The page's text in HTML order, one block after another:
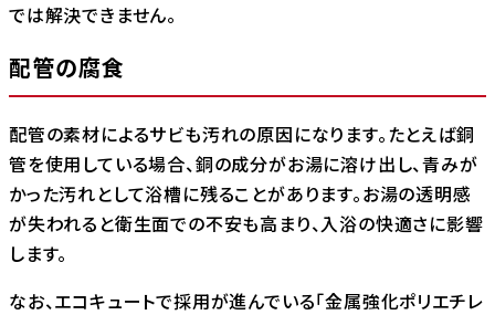
では解決できません。
配管の腐食
配管の素材によるサビも汚れの原因になります。たとえば銅
管を使用している場合、銅の成分がお湯に溶け出し、青みが
かった汚れとして浴槽に残ることがあります。お湯の透明感
が失われると衛生面での不安も高まり、入浴の快適さに影響
します。
なお、エコキュートで採用が進んでいる「金属強化ポリエチレ